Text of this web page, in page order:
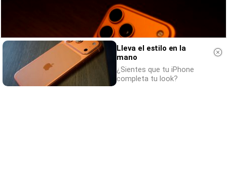
Lleva el estilo en la
mano
¿Sientes que tu iPhone
completa tu look?